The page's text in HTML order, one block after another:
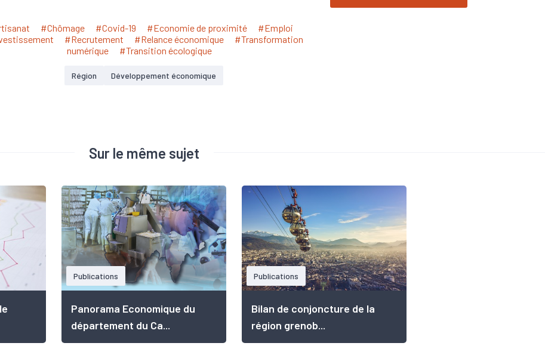
#Chômage #Covid-19 #Economie de proximité
#Emploi
#Recrutement #Relance économique
#Transformation
numérique
#Transition écologique
Région Développement économique
Sur le même sujet
Publications
Panorama Economique du
département du Ca...
Publications
Bilan de conjoncture de la
région grenob...